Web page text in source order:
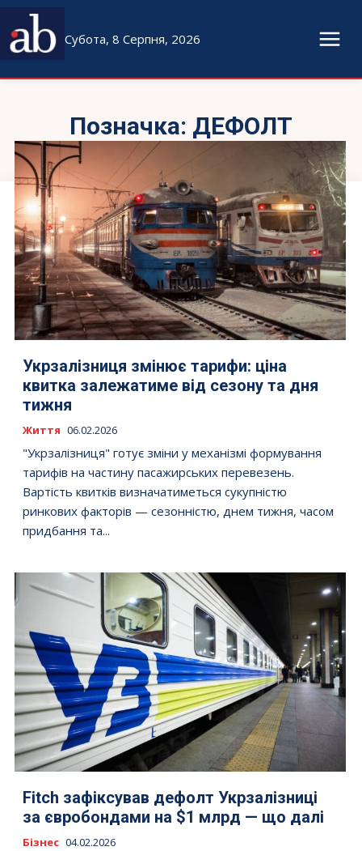
Субота, 8 Серпня, 2026
Позначка: ДЕФОЛТ
Укрзалізниця змінює тарифи: ціна
квитка залежатиме від сезону та дня
тижня
Життя 06.02.2026
"Укрзалізниця" готує зміни у механізмі формування
тарифів на частину пасажирських перевезень.
Вартість квитків визначатиметься сукупністю
ринкових факторів — сезонністю, днем тижня, часом
придбання та...
Fitch зафіксував дефолт Укрзалізниці
за євробондами на $1 млрд — що далі
Бізнес 04.02.2026